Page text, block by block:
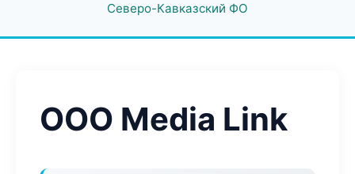
Северо-Кавказский ФО
ООО Media Link